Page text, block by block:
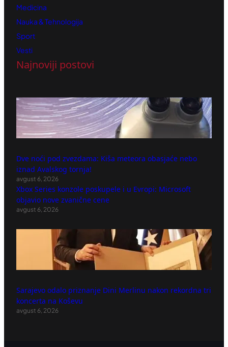
Medicina
Nauka & Tehnologija
Sport
Vesti
Najnoviji postovi
Dve noći pod zvezdama: Kiša meteora obasjaće nebo
iznad Avalskog tornja!
avgust 6, 2026
Xbox Series konzole poskupele i u Evropi: Microsoft
objavio nove zvanične cene
avgust 6, 2026
Sarajevo odalo priznanje Dini Merlinu nakon rekordna tri
koncerta na Koševu
avgust 6, 2026